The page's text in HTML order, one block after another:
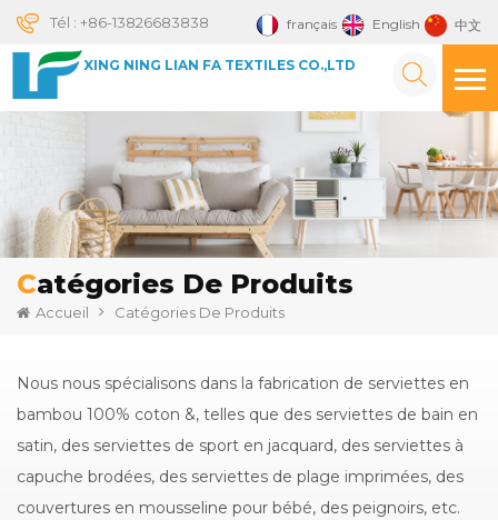
français English 中文
Tél : +86-13826683838
XING NING LIAN FA TEXTILES CO.,LTD
Catégories De Produits
Accueil Catégories De Produits
Nous nous spécialisons dans la fabrication de serviettes en
bambou 100% coton &, telles que des serviettes de bain en
satin, des serviettes de sport en jacquard, des serviettes à
capuche brodées, des serviettes de plage imprimées, des
couvertures en mousseline pour bébé, des peignoirs, etc.